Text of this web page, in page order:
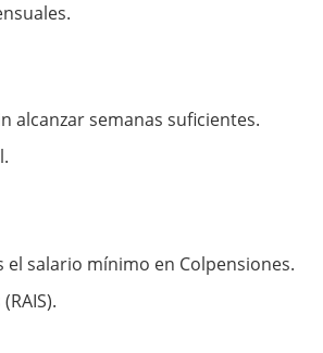
alcanzar semanas suficientes.
salario mínimo en Colpensiones.